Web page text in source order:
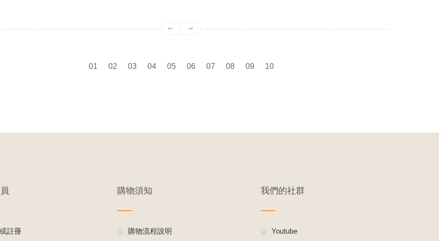
01 02 03 04 05 06 07 08 09 10
註冊
購物須知
購物流程說明
我們的社群
Youtube